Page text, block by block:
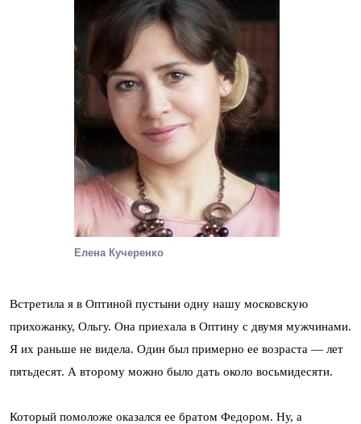
Елена Кучеренко
Встретила я в Оптиной пустыни одну нашу московскую
прихожанку, Ольгу. Она приехала в Оптину с двумя мужчинами.
Я их раньше не видела. Один был примерно ее возраста — лет
пятьдесят. А второму можно было дать около восьмидесяти.
Который помоложе оказался ее братом Федором. Ну, а